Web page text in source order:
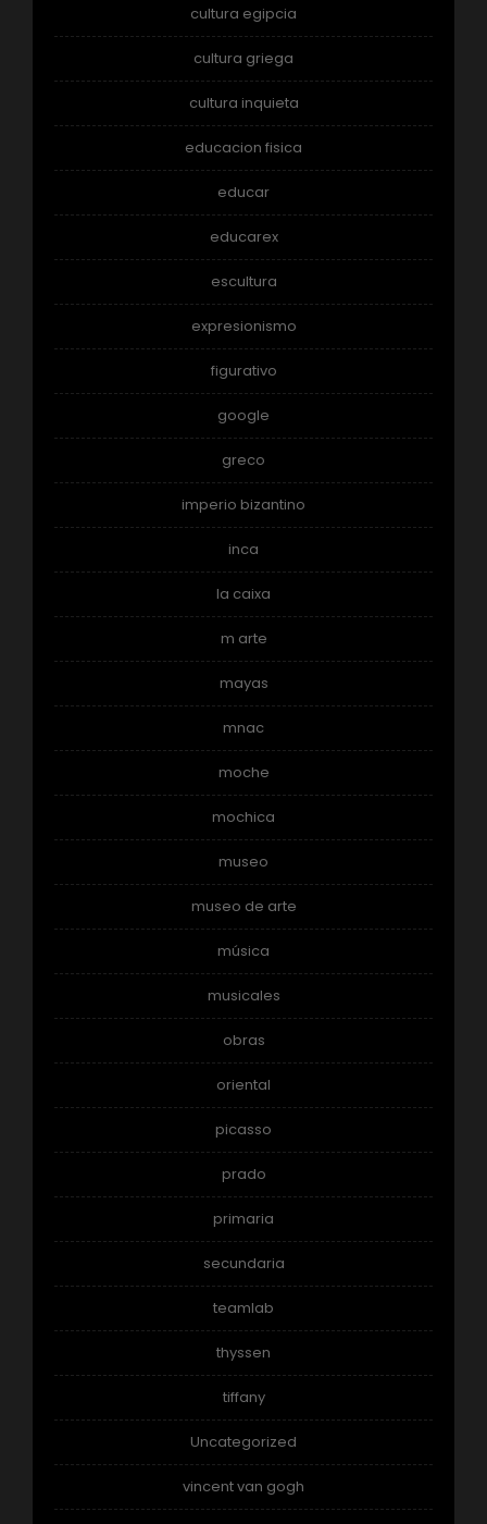
cultura egipcia
cultura griega
cultura inquieta
educacion fisica
educar
educarex
escultura
expresionismo
figurativo
google
greco
imperio bizantino
inca
la caixa
m arte
mayas
mnac
moche
mochica
museo
museo de arte
música
musicales
obras
oriental
picasso
prado
primaria
secundaria
teamlab
thyssen
tiffany
Uncategorized
vincent van gogh